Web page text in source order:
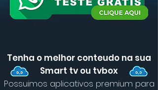
Tenha o melhor conteudo na sua
Smart tv ou tvbox
Possuimos aplicativos premium para